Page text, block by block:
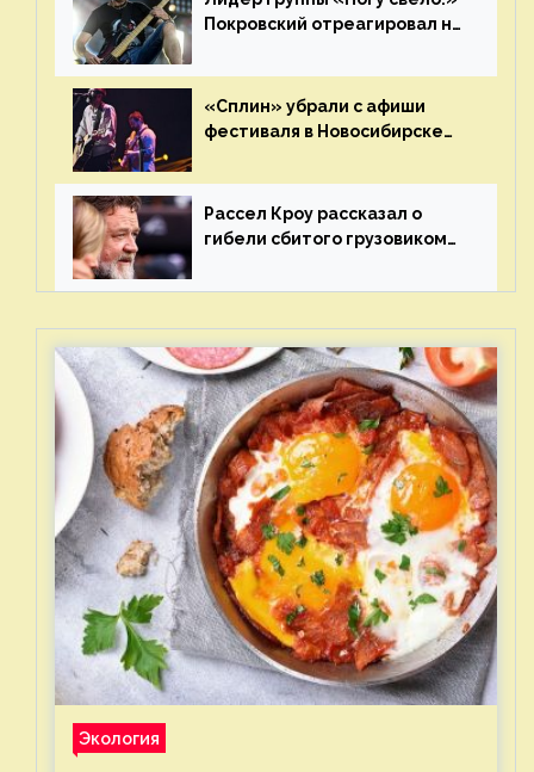
Покровский отреагировал на
«Сплин» убрали с афиши
фестиваля в Новосибирске
отцов»
Рассел Кроу рассказал о
гибели сбитого грузовиком
Экология